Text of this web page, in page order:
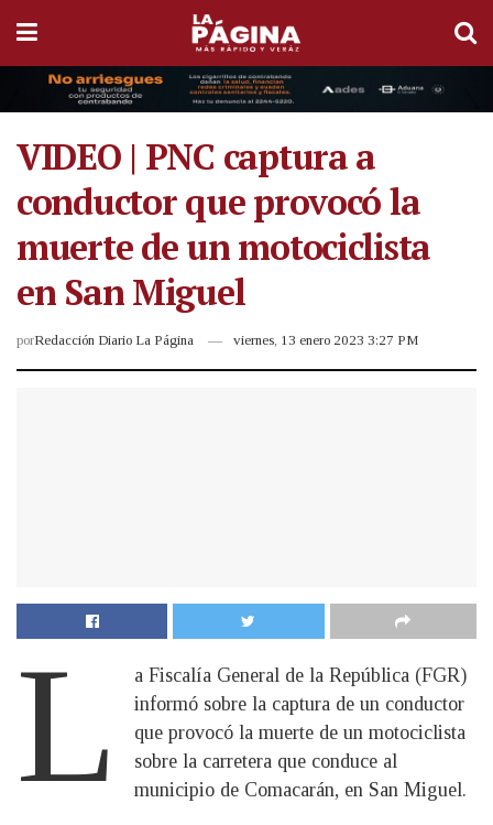
VIDEO | PNC captura a
conductor que provocó la
muerte de un motociclista
en San Miguel
porRedacción Diario La Página viernes, 13 enero 2023 3:27 PM
L
a Fiscalía General de la República (FGR)
informó sobre la captura de un conductor
que provocó la muerte de un motociclista
sobre la carretera que conduce al
municipio de Comacarán, en San Miguel.